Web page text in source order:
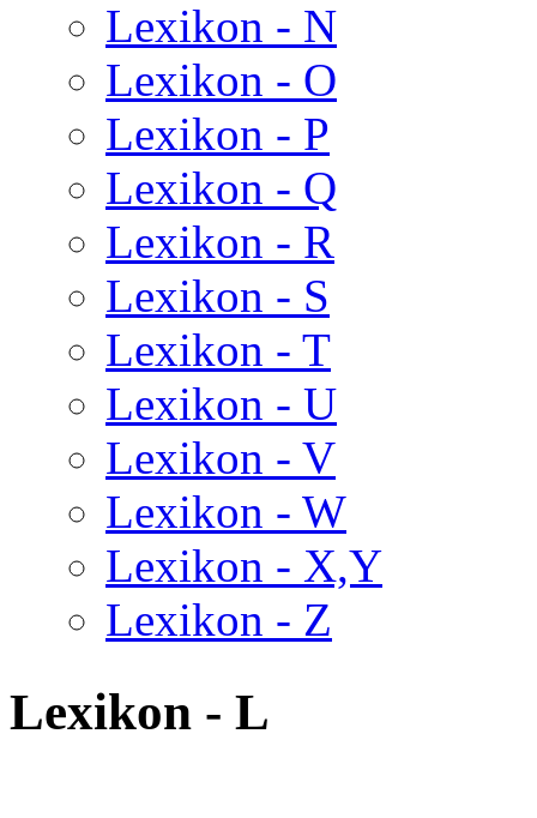
Lexikon - N
Lexikon - O
Lexikon - P
Lexikon - Q
Lexikon - R
Lexikon - S
Lexikon - T
Lexikon - U
Lexikon - V
Lexikon - W
Lexikon - X,Y
Lexikon - Z
Lexikon - L